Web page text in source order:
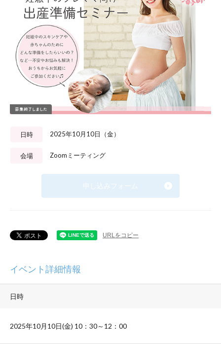
日時 2025年10月10日（金）
会場 Zoomミーティング
申し込みフォーム
URLをコピー
イベント詳細情報
日時
2025年10月10日(金) 10：30～12：00